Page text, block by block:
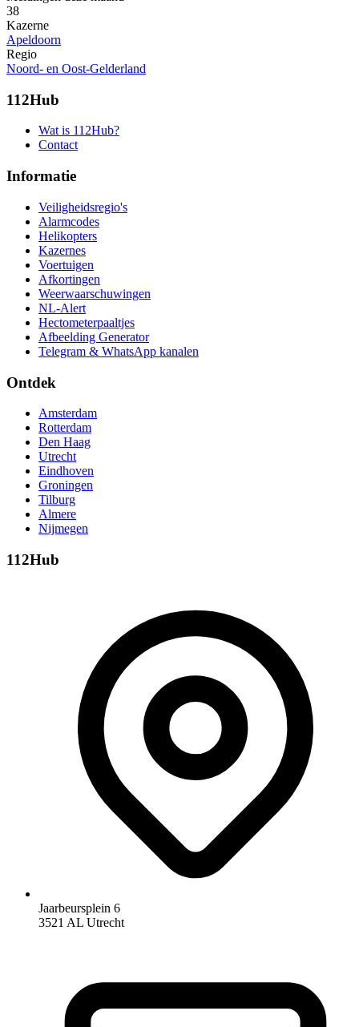
38
Kazerne
Apeldoorn
Regio
Noord- en Oost-Gelderland
112Hub
Wat is 112Hub?
Contact
Informatie
Veiligheidsregio's
Alarmcodes
Helikopters
Kazernes
Voertuigen
Afkortingen
Weerwaarschuwingen
NL-Alert
Hectometerpaaltjes
Afbeelding Generator
Telegram & WhatsApp kanalen
Ontdek
Amsterdam
Rotterdam
Den Haag
Utrecht
Eindhoven
Groningen
Tilburg
Almere
Nijmegen
112Hub
Jaarbeursplein 6
3521 AL Utrecht